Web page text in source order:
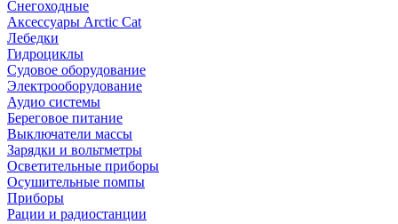
Снегоходные
Аксессуары Arctic Cat
Лебедки
Гидроциклы
Судовое оборудование
Электрооборудование
Аудио системы
Береговое питание
Выключатели массы
Зарядки и вольтметры
Осветительные приборы
Осушительные помпы
Приборы
Рации и радиостанции